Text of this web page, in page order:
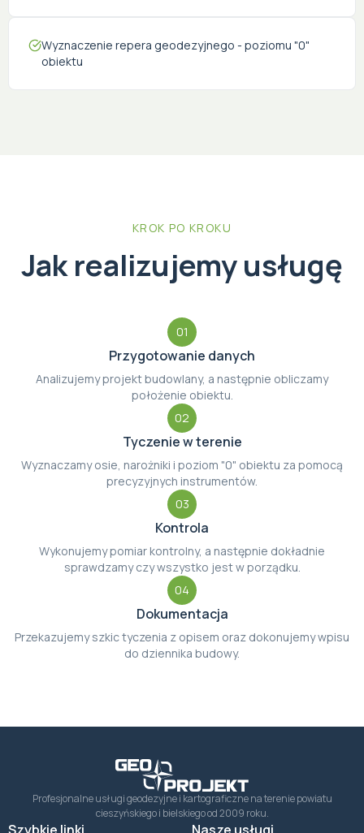
Wyznaczenie repera geodezyjnego - poziomu "0"
obiektu
KROK PO KROKU
Jak realizujemy usługę
01
Przygotowanie danych
Analizujemy projekt budowlany, a następnie obliczamy
położenie obiektu.
02
Tyczenie w terenie
Wyznaczamy osie, narożniki i poziom "0" obiektu za pomocą
precyzyjnych instrumentów.
03
Kontrola
Wykonujemy pomiar kontrolny, a następnie dokładnie
sprawdzamy czy wszystko jest w porządku.
04
Dokumentacja
Przekazujemy szkic tyczenia z opisem oraz dokonujemy wpisu
do dziennika budowy.
Profesjonalne usługi geodezyjne i kartograficzne na terenie powiatu
cieszyńskiego i bielskiego od 2009 roku.